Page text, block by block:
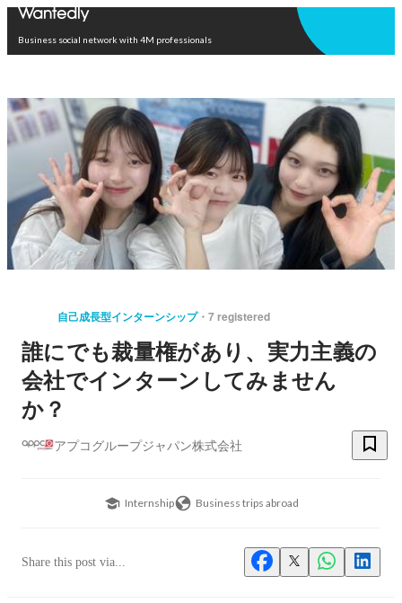
Business social network with 4M professionals
自己成長型インターンシップ 7 registered
誰にでも裁量権があり、実力主義の
会社でインターンしてみません
か？
アプコグループジャパン株式会社
Internship Business trips abroad
Share this post via...